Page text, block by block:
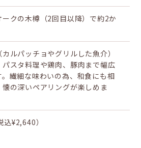
ークの木樽（2回目以降）で約2か
ルパッチョやグリルした魚介）
パスタ料理や鶏肉、豚肉まで幅広
。繊細な味わいの為、和食にも相
の深いペアリングが楽しめま
¥2,640）